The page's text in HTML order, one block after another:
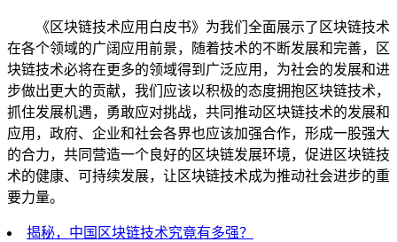
《区块链技术应用白皮书》为我们全面展示了区块链技术
在各个领域的广阔应用前景，随着技术的不断发展和完善，区
块链技术必将在更多的领域得到广泛应用，为社会的发展和进
步做出更大的贡献，我们应该以积极的态度拥抱区块链技术，
抓住发展机遇，勇敢应对挑战，共同推动区块链技术的发展和
应用，政府、企业和社会各界也应该加强合作，形成一股强大
的合力，共同营造一个良好的区块链发展环境，促进区块链技
术的健康、可持续发展，让区块链技术成为推动社会进步的重
要力量。
揭秘，中国区块链技术究竟有多强？